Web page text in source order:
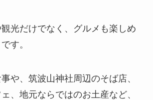
光だけでなく、グルメも楽しめ
す。
や、筑波山神社周辺のそば店、
、地元ならではのお土産など、